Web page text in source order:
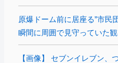
原爆ドーム前に居座る”市民
瞬間に周囲で見守っていた
【画像】 セブンイレブン、